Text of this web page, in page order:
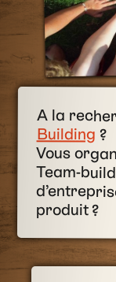
A la
Building ?
Vous
Team-
produit ?